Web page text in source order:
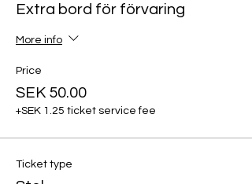
Extra bord för förvaring
More info
Price
SEK 50.00
+SEK 1.25 ticket service fee
Ticket type